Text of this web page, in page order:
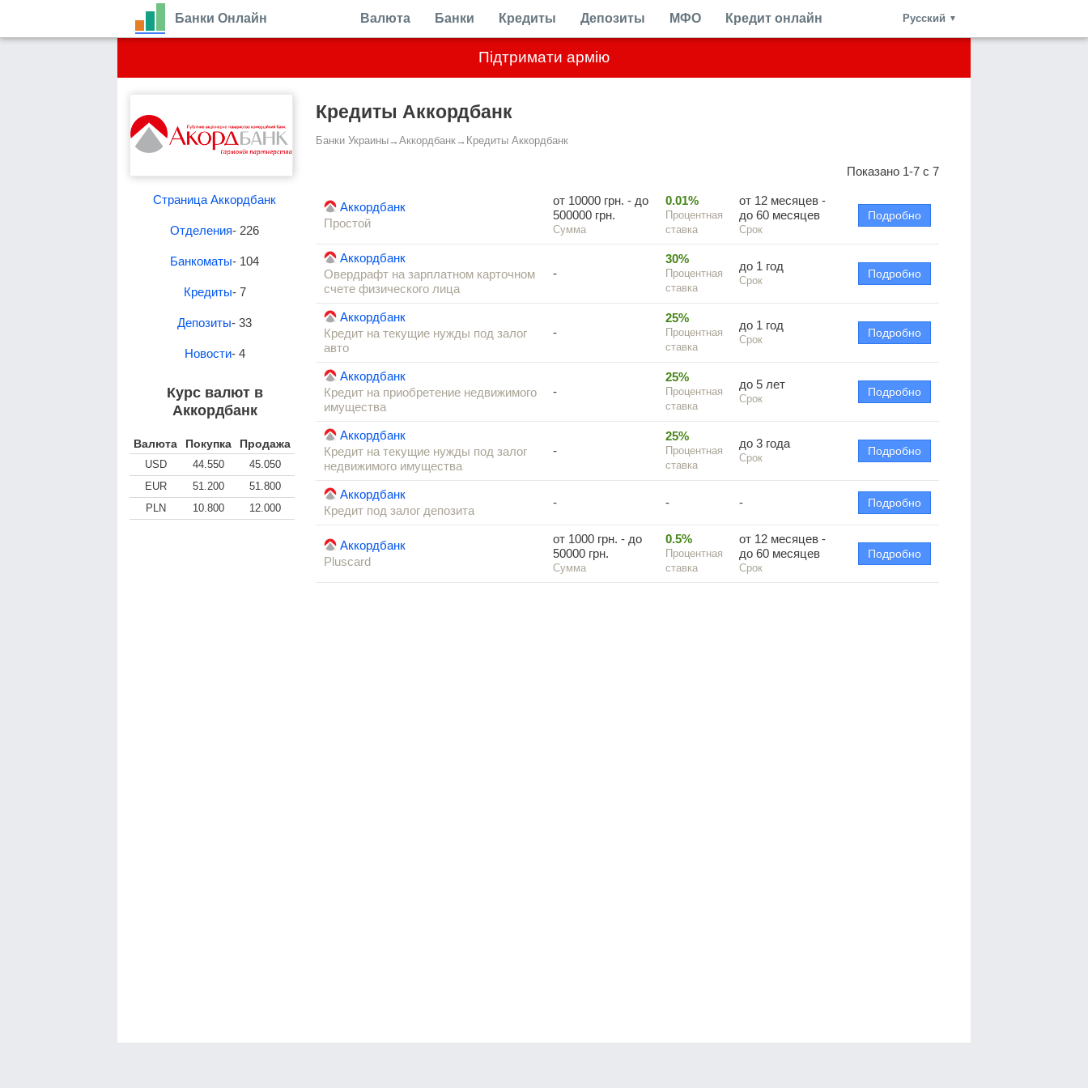
Підтримати армію
Банки Онлайн Валюта Банки Кредиты Депозиты МФО Кредит онлайн Русский ▼
Страница Аккордбанк
Отделения- 226
Банкоматы- 104
Кредиты- 7
Депозиты- 33
Новости- 4
Курс валют в
Аккордбанк
Валюта Покупка Продажа
USD 44.550
45.050
EUR
51.200
51.800
PLN
10.800 12.000
Кредиты Аккордбанк
Банки Украины→ Аккордбанк→ Кредиты Аккордбанк
Показано 1-7 с 7
Аккордбанк
Простой
от 10000 грн. - до
500000 грн.
Сумма
0.01%
Процентная
ставка
от 12 месяцев -
до 60 месяцев
Срок
Подробно
Аккордбанк
Овердрафт на зарплатном карточном
счете физического лица
-
30%
Процентная
ставка
до 1 год
Срок
Подробно
Аккордбанк
Кредит на текущие нужды под залог
авто
-
25%
Процентная
ставка
до 1 год
Срок
Подробно
Аккордбанк
Кредит на приобретение недвижимого
имущества
-
25%
Процентная
ставка
до 5 лет
Срок
Подробно
Аккордбанк
Кредит на текущие нужды под залог
недвижимого имущества
-
25%
Процентная
ставка
до 3 года
Срок
Подробно
Аккордбанк
Кредит под залог депозита
- - - Подробно
Аккордбанк
Pluscard
от 1000 грн. - до
50000 грн.
Сумма
0.5%
Процентная
ставка
от 12 месяцев -
до 60 месяцев
Срок
Подробно